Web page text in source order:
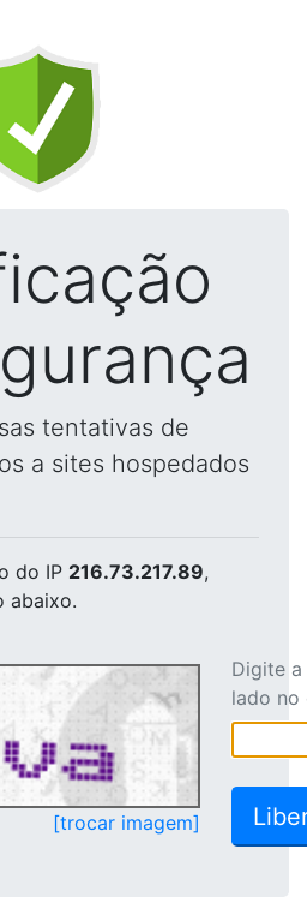
tentativas de
a sites hospedados
do IP 216.73.217.89,
abaixo.
[trocar imagem]
Digite
lado no